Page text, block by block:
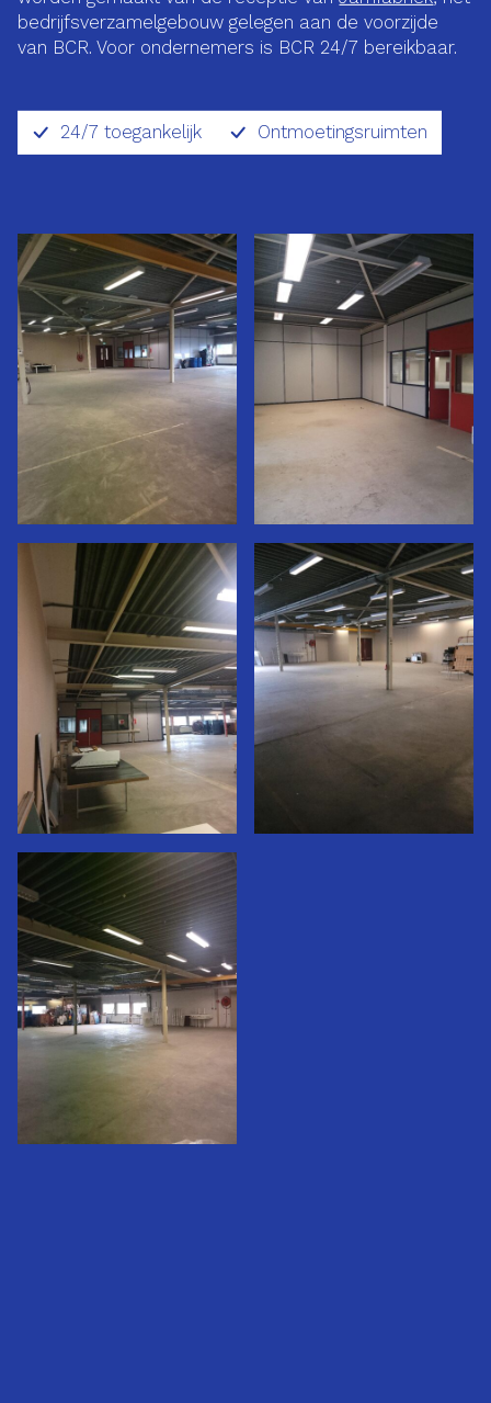
bedrijfsverzamelgebouw gelegen aan de voorzijde
van BCR. Voor ondernemers is BCR 24/7 bereikbaar.
24/7 toegankelijk Ontmoetingsruimten